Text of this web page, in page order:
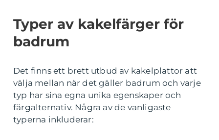
Typer av kakelfärger för
badrum
Det finns ett brett utbud av kakelplattor att
välja mellan när det gäller badrum och varje
typ har sina egna unika egenskaper och
färgalternativ. Några av de vanligaste
typerna inkluderar: